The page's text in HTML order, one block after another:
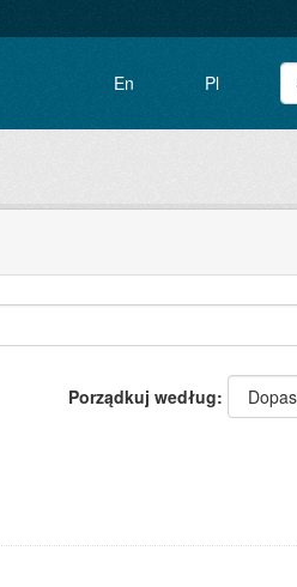
En Pl
Porządkuj według